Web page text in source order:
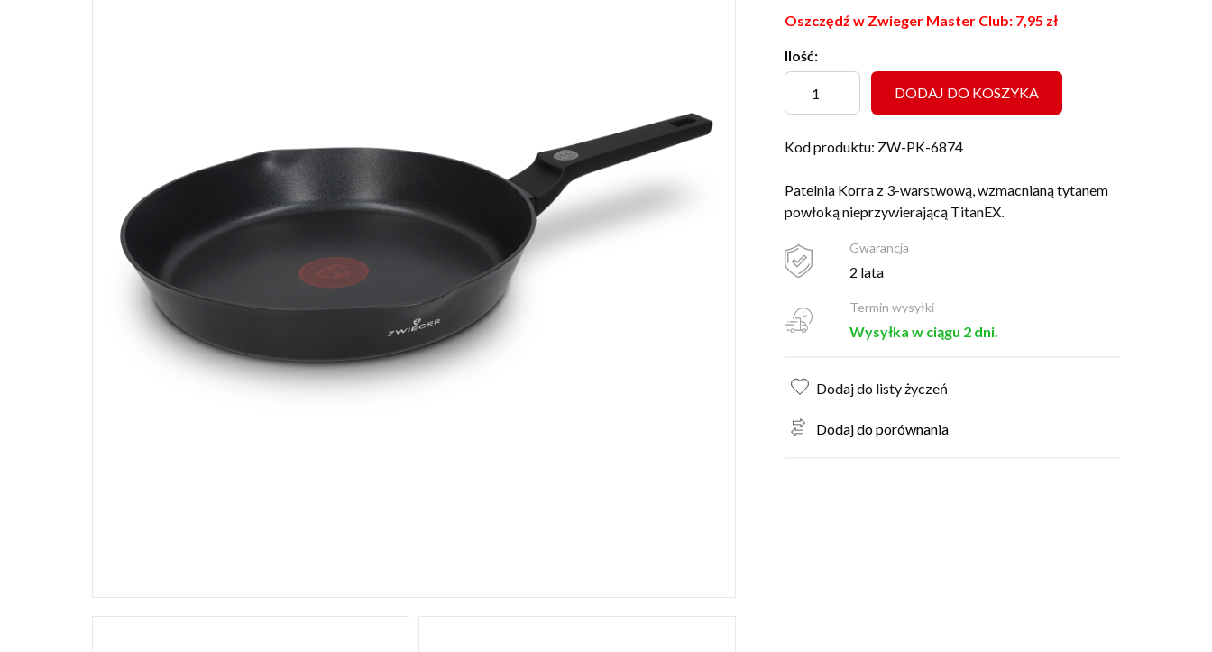
Oszczędź w Zwieger Master Club: 7,95 zł
Ilość:
DODAJ DO KOSZYKA
Kod produktu: ZW-PK-6874
Patelnia Korra z 3-warstwową, wzmacnianą tytanem
powłoką nieprzywierającą TitanEX.
Gwarancja
2 lata
Termin wysyłki
Wysyłka w ciągu 2 dni.
Dodaj do listy życzeń
Dodaj do porównania